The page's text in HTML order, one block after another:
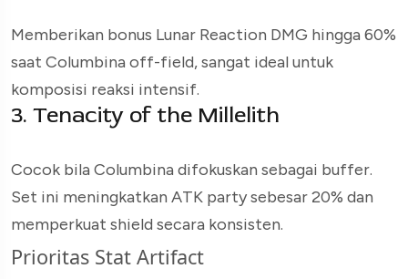
Memberikan bonus Lunar Reaction DMG hingga 60%
saat Columbina off-field, sangat ideal untuk
komposisi reaksi intensif.
3. Tenacity of the Millelith
Cocok bila Columbina difokuskan sebagai buffer.
Set ini meningkatkan ATK party sebesar 20% dan
memperkuat shield secara konsisten.
Prioritas Stat Artifact